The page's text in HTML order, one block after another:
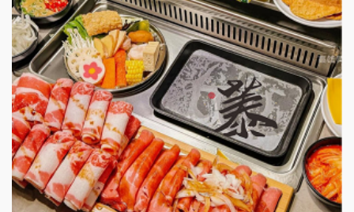
鮮茶道加盟說明會
微風亭鐵板燒加盟說明會
漫步藍咖啡加盟說明會
明石章魚燒加盟說明會
出櫃加盟說明會